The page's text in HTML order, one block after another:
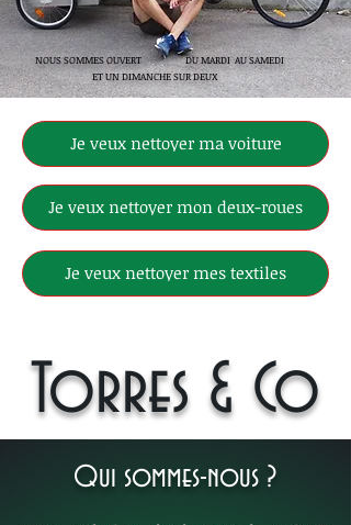
NOUS SOMMES OUVERT DU MARDI AU SAMEDI
ET UN DIMANCHE SUR DEUX
Je veux nettoyer ma voiture
Je veux nettoyer mon deux-roues
Je veux nettoyer mes textiles
Torres & Co
Qui sommes-nous ?